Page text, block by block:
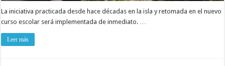
La iniciativa practicada desde hace décadas en la isla y retomada en el nuevo
curso escolar será implementada de inmediato. …
Leer más